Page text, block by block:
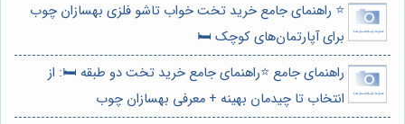
⭐️ راهنمای جامع خرید تخت خواب تاشو فلزی بهسازان چوب
برای آپارتمان‌های کوچک 🛏️
راهنمای جامع ⭐️راهنمای جامع خرید تخت دو طبقه 🛏️: از
انتخاب تا چیدمان بهینه + معرفی بهسازان چوب